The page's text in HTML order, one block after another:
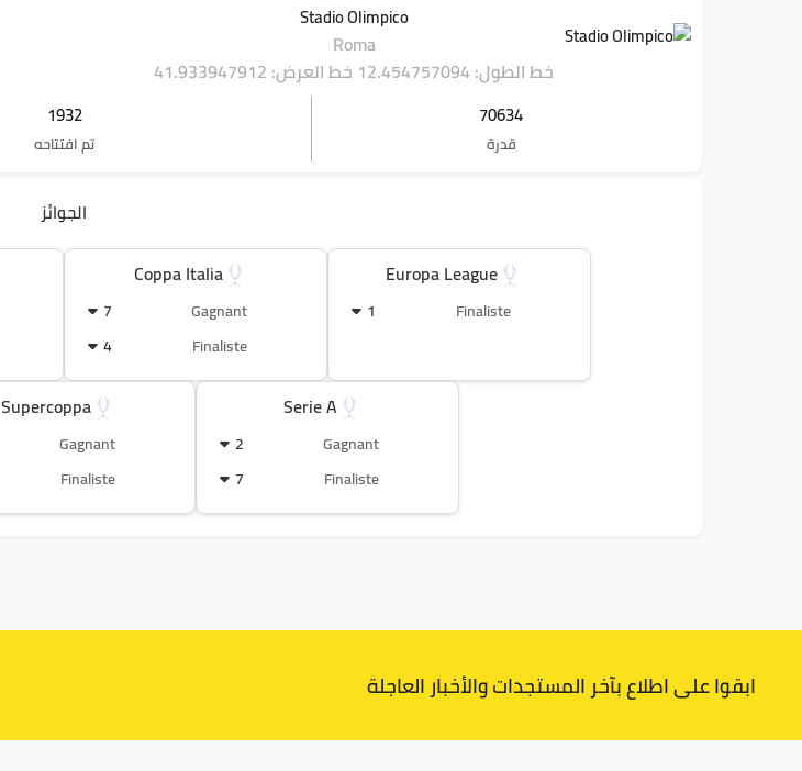
Stadio Olimpico
Roma
خط الطول: 12.454757094
خط العرض: 41.933947912
70634
قدرة
1932
تم افتتاحه
الجوائز
Europa League
Finaliste
1
Coppa Italia
Gagnant
7
Finaliste
4
Serie A
Gagnant
2
Finaliste
7
Supercoppa
Gagnant
Finaliste
ابقوا على اطلاع بآخر المستجدات والأخبار العاجلة